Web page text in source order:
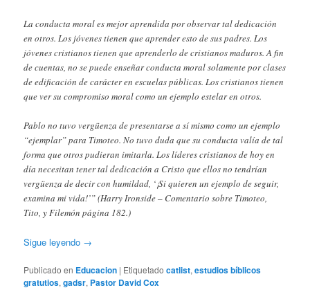
La conducta moral es mejor aprendida por observar tal dedicación
en otros. Los jóvenes tienen que aprender esto de sus padres. Los
jóvenes cristianos tienen que aprenderlo de cristianos maduros. A fin
de cuentas, no se puede enseñar conducta moral solamente por clases
de edificación de carácter en escuelas públicas. Los cristianos tienen
que ver su compromiso moral como un ejemplo estelar en otros.
Pablo no tuvo vergüenza de presentarse a sí mismo como un ejemplo
“ejemplar” para Timoteo. No tuvo duda que su conducta valía de tal
forma que otros pudieran imitarla. Los líderes cristianos de hoy en
día necesitan tener tal dedicación a Cristo que ellos no tendrían
vergüenza de decir con humildad, ‘¡Si quieren un ejemplo de seguir,
examina mi vida!’” (Harry Ironside – Comentario sobre Timoteo,
Tito, y Filemón página 182.)
Sigue leyendo →
Publicado en Educacion | Etiquetado catlist,estudios bíblicos
gratutios,gadsr, Pastor David Cox